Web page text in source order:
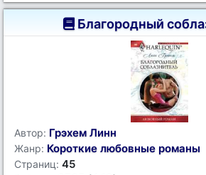
Благородный
Автор: Грэхем Линн
Жанр: Короткие любовные романы
Страниц: 45